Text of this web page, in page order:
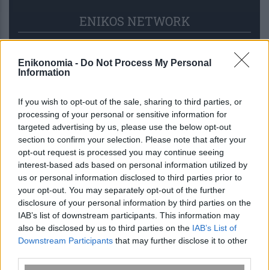
Enikonomia - Do Not Process My Personal
Information
If you wish to opt-out of the sale, sharing to third parties, or
processing of your personal or sensitive information for
targeted advertising by us, please use the below opt-out
section to confirm your selection. Please note that after your
opt-out request is processed you may continue seeing
interest-based ads based on personal information utilized by
us or personal information disclosed to third parties prior to
your opt-out. You may separately opt-out of the further
disclosure of your personal information by third parties on the
IAB’s list of downstream participants. This information may
also be disclosed by us to third parties on the IAB’s List of
Downstream Participants that may further disclose it to other
ENIKOS NETWORK
Μύκονος: Μετέφερε στις αποσκευές
του 2.280 πακέτα λαθραίων τσιγάρων
– Συνελήφθη στο αεροδρόμιο